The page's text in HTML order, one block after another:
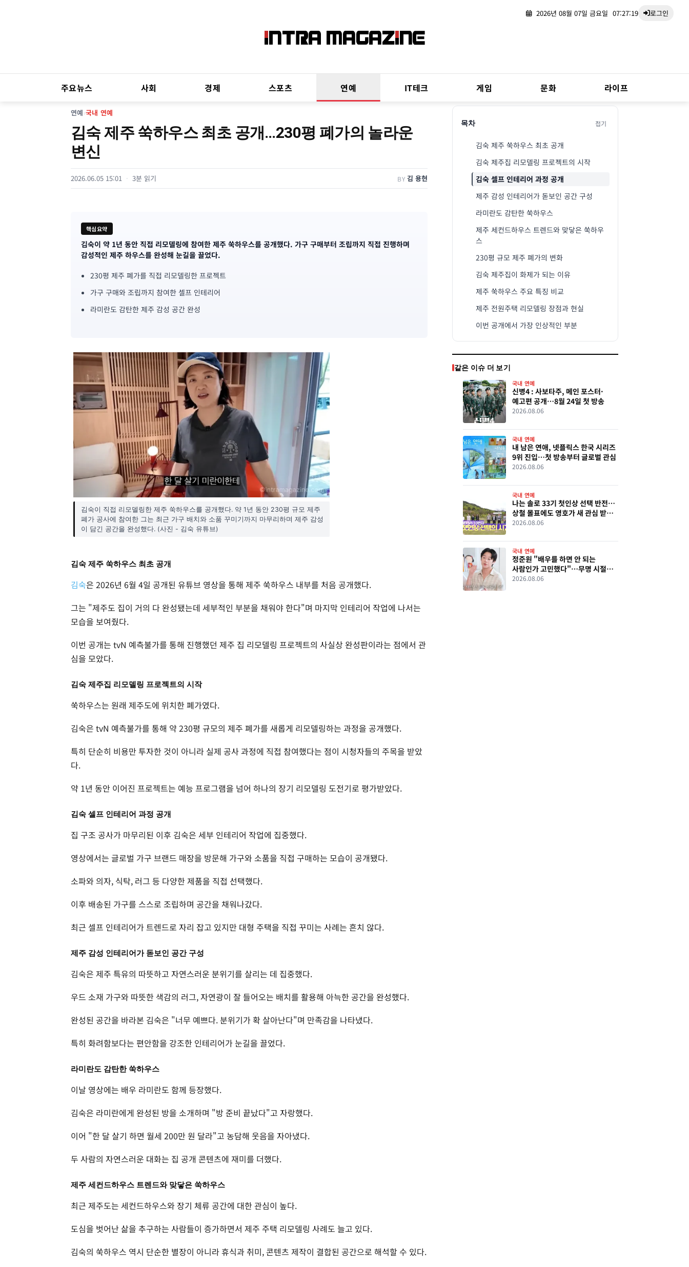
2026년 08월 07일 금요일 07:27:20 로그인
주요뉴스 사회 경제 스포츠 연예 IT테크 게임 문화 라이프
연예›국내 연예
김숙 제주 쑥하우스 최초 공개…230평 폐가의 놀라운
변신
2026.06.05 15:01 3분 읽기 BY 김 용현
핵심요약
기
심
김숙이 약 1년 동안 직접 리모델링에 참여한 제주 쑥하우스를 공개했다. 가구 구매부터 조립까지 직접 진행하며
감성적인 제주 하우스를 완성해 눈길을 끌었다.
230평 제주 폐가를 직접 리모델링한 프로젝트
가구 구매와 조립까지 참여한 셀프 인테리어
라미란도 감탄한 제주 감성 공간 완성
김숙이 직접 리모델링한 제주 쑥하우스를 공개했다. 약 1년 동안 230평 규모 제주
폐가 공사에 참여한 그는 최근 가구 배치와 소품 꾸미기까지 마무리하며 제주 감성
이 담긴 공간을 완성했다. (사진 - 김숙 유튜브)
김숙 제주 쑥하우스 최초 공개
김숙은 2026년 6월 4일 공개된 유튜브 영상을 통해 제주 쑥하우스 내부를 처음 공개했다.
그는 "제주도 집이 거의 다 완성됐는데 세부적인 부분을 채워야 한다"며 마지막 인테리어 작업에 나서는
모습을 보여줬다.
이번 공개는 tvN 예측불가를 통해 진행했던 제주 집 리모델링 프로젝트의 사실상 완성판이라는 점에서 관
심을 모았다.
김숙 제주집 리모델링 프로젝트의 시작
쑥하우스는 원래 제주도에 위치한 폐가였다.
김숙은 tvN 예측불가를 통해 약 230평 규모의 제주 폐가를 새롭게 리모델링하는 과정을 공개했다.
특히 단순히 비용만 투자한 것이 아니라 실제 공사 과정에 직접 참여했다는 점이 시청자들의 주목을 받았
다.
약 1년 동안 이어진 프로젝트는 예능 프로그램을 넘어 하나의 장기 리모델링 도전기로 평가받았다.
김숙 셀프 인테리어 과정 공개
집 구조 공사가 마무리된 이후 김숙은 세부 인테리어 작업에 집중했다.
영상에서는 글로벌 가구 브랜드 매장을 방문해 가구와 소품을 직접 구매하는 모습이 공개됐다.
소파와 의자, 식탁, 러그 등 다양한 제품을 직접 선택했다.
이후 배송된 가구를 스스로 조립하며 공간을 채워나갔다.
최근 셀프 인테리어가 트렌드로 자리 잡고 있지만 대형 주택을 직접 꾸미는 사례는 흔치 않다.
제주 감성 인테리어가 돋보인 공간 구성
김숙은 제주 특유의 따뜻하고 자연스러운 분위기를 살리는 데 집중했다.
우드 소재 가구와 따뜻한 색감의 러그, 자연광이 잘 들어오는 배치를 활용해 아늑한 공간을 완성했다.
완성된 공간을 바라본 김숙은 "너무 예쁘다. 분위기가 확 살아난다"며 만족감을 나타냈다.
특히 화려함보다는 편안함을 강조한 인테리어가 눈길을 끌었다.
라미란도 감탄한 쑥하우스
이날 영상에는 배우 라미란도 함께 등장했다.
김숙은 라미란에게 완성된 방을 소개하며 "방 준비 끝났다"고 자랑했다.
이어 "한 달 살기 하면 월세 200만 원 달라"고 농담해 웃음을 자아냈다.
두 사람의 자연스러운 대화는 집 공개 콘텐츠에 재미를 더했다.
제주 세컨드하우스 트렌드와 맞닿은 쑥하우스
최근 제주도는 세컨드하우스와 장기 체류 공간에 대한 관심이 높다.
도심을 벗어난 삶을 추구하는 사람들이 증가하면서 제주 주택 리모델링 사례도 늘고 있다.
김숙의 쑥하우스 역시 단순한 별장이 아니라 휴식과 취미, 콘텐츠 제작이 결합된 공간으로 해석할 수 있다.
목차 접기
김숙 제주 쑥하우스 최초 공개
김숙 제주집 리모델링 프로젝트의 시작
김숙 셀프 인테리어 과정 공개
제주 감성 인테리어가 돋보인 공간 구성
라미란도 감탄한 쑥하우스
제주 세컨드하우스 트렌드와 맞닿은 쑥하우
스
230평 규모 제주 폐가의 변화
김숙 제주집이 화제가 되는 이유
제주 쑥하우스 주요 특징 비교
제주 전원주택 리모델링 장점과 현실
이번 공개에서 가장 인상적인 부분
같은 이슈 더 보기
국내 연예
신병4 : 사보타주, 메인 포스터·
예고편 공개…8월 24일 첫 방송
2026.08.06
국내 연예
내 남은 연애, 넷플릭스 한국 시리즈
9위 진입…첫 방송부터 글로벌 관심
2026.08.06
국내 연예
나는 솔로 33기 첫인상 선택 반전…
상철 몰표에도 영호가 새 관심 받은
이유
2026.08.06
국내 연예
정준원 "배우를 하면 안 되는
사람인가 고민했다"…무명 시절
심경 고백
2026.08.06